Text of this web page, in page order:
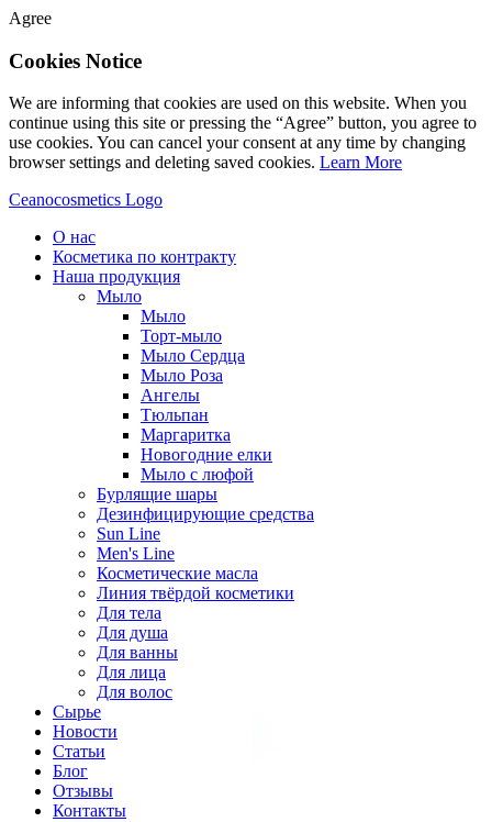
Agree
Cookies Notice
We are informing that cookies are used on this website. When you
continue using this site or pressing the “Agree” button, you agree to
use cookies. You can cancel your consent at any time by changing
browser settings and deleting saved cookies. Learn More
Ceanocosmetics Logo
О нас
Косметика по контракту
Наша продукция
Мыло
Мыло
Торт-мыло
Мыло Сердца
Мыло Роза
Aнгелы
Tюльпан
Mаргаритка
Новогодние елки
Мыло с люфой
Бурлящие шары
Дезинфицирующие средства
Sun Line
Men's Line
Косметические масла
Линия твёрдой косметики
Для тела
Для душа
Для ванны
Для лица
Для волос
Сырье
Новости
Статьи
Блог
Отзывы
Контакты